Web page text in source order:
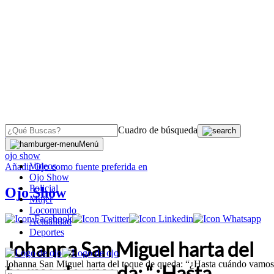
Cuadro de búsqueda
Menú
Videos
Ojo Show
Policial
Mujer
Locomundo
Actualidad
Deportes
Johanna San Miguel harta del toque de queda: “¿Hasta cuándo
OJO
ojo show
AñadirOjocomo fuente preferida en
Ojo Show
Johanna San Miguel harta del